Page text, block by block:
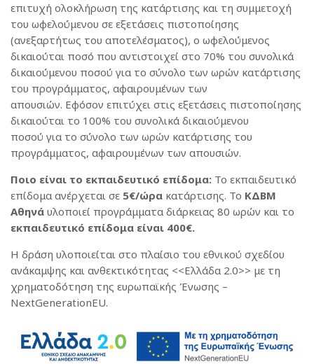
επιτυχή ολοκλήρωση της κατάρτισης και τη συμμετοχή
του ωφελούμενου σε εξετάσεις πιστοποίησης
(ανεξαρτήτως του αποτελέσματος), ο ωφελούμενος
δικαιούται ποσό που αντιστοιχεί στο 70% του συνολικά
δικαιούμενου ποσού για το σύνολο των ωρών κατάρτισης
του προγράμματος, αφαιρουμένων των
απουσιών. Εφόσον επιτύχει στις εξετάσεις πιστοποίησης
δικαιούται το 100% του συνολικά δικαιούμενου
ποσού για το σύνολο των ωρών κατάρτισης του
προγράμματος, αφαιρουμένων των απουσιών.
Ποιο είναι το εκπαιδευτικό επίδομα: Το εκπαιδευτικό
επίδομα ανέρχεται σε 5€/ώρα κατάρτισης. Το ΚΔΒΜ
Αθηνά υλοποιεί προγράμματα διάρκειας 80 ωρών και το
εκπαιδευτικό επίδομα είναι 400€.
Η δράση υλοποιείται στο πλαίσιο του εθνικού σχεδίου
ανάκαμψης και ανθεκτικότητας <<Ελλάδα 2.0>> με τη
χρηματοδότηση της ευρωπαϊκής Ένωσης –
NextGenerationEU.